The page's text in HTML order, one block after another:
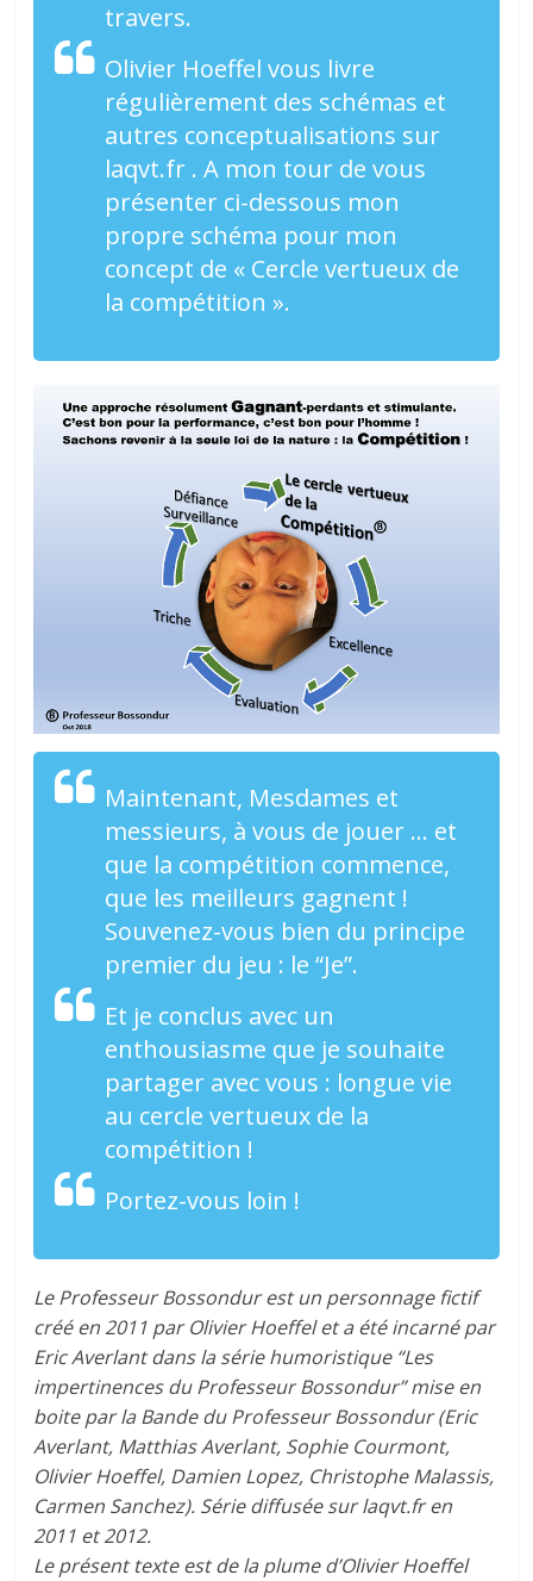
travers.
Olivier Hoeffel vous livre
régulièrement des schémas et
autres conceptualisations sur
laqvt.fr . A mon tour de vous
présenter ci-dessous mon
propre schéma pour mon
concept de « Cercle vertueux de
la compétition ».
Maintenant, Mesdames et
messieurs, à vous de jouer … et
que la compétition commence,
que les meilleurs gagnent !
Souvenez-vous bien du principe
premier du jeu : le “Je”.
Et je conclus avec un
enthousiasme que je souhaite
partager avec vous : longue vie
au cercle vertueux de la
compétition !
Portez-vous loin !
Le Professeur Bossondur est un personnage fictif
créé en 2011 par Olivier Hoeffel et a été incarné par
Eric Averlant dans la série humoristique “Les
impertinences du Professeur Bossondur” mise en
boite par la Bande du Professeur Bossondur (Eric
Averlant, Matthias Averlant, Sophie Courmont,
Olivier Hoeffel, Damien Lopez, Christophe Malassis,
Carmen Sanchez). Série diffusée sur laqvt.fr en
2011 et 2012.
Le présent texte est de la plume d’Olivier Hoeffel